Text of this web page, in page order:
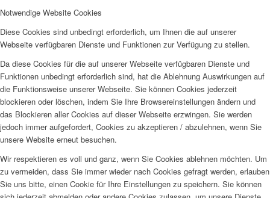
Notwendige Website Cookies
Diese Cookies sind unbedingt erforderlich, um Ihnen die auf unserer
Webseite verfügbaren Dienste und Funktionen zur Verfügung zu stellen.
Da diese Cookies für die auf unserer Webseite verfügbaren Dienste und
Funktionen unbedingt erforderlich sind, hat die Ablehnung Auswirkungen auf
die Funktionsweise unserer Webseite. Sie können Cookies jederzeit
blockieren oder löschen, indem Sie Ihre Browsereinstellungen ändern und
das Blockieren aller Cookies auf dieser Webseite erzwingen. Sie werden
jedoch immer aufgefordert, Cookies zu akzeptieren / abzulehnen, wenn Sie
unsere Website erneut besuchen.
Wir respektieren es voll und ganz, wenn Sie Cookies ablehnen möchten. Um
zu vermeiden, dass Sie immer wieder nach Cookies gefragt werden, erlauben
Sie uns bitte, einen Cookie für Ihre Einstellungen zu speichern. Sie können